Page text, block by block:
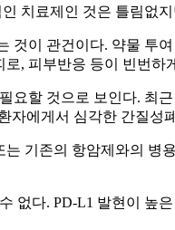
치료제인 것은 틀림없
것이 관건이다. 약물 투
, 피부반응 등이 빈번하
요할 것으로 보인다. 최
자에게서 심각한 간질
기존의 항암제와의
없다. PD-L1 발현이 높